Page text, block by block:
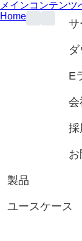
メインコンテンツ
Home
サ
E
会
採
製品
ユースケース